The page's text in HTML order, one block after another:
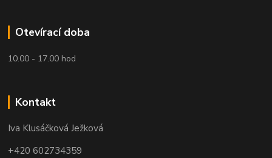
Otevírací doba
10.00 - 17.00 hod
Kontakt
Iva Klusáčková Ježková
+420 602734359